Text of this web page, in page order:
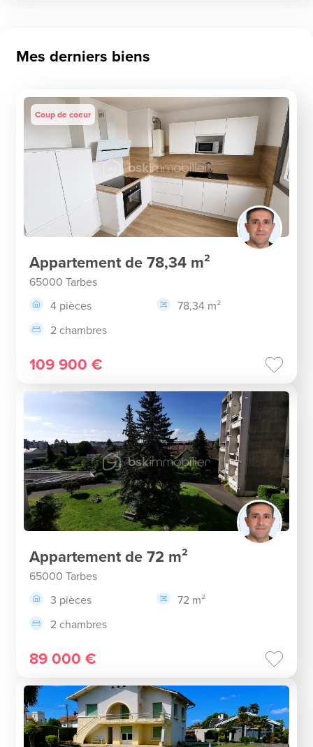
Mes derniers biens
Coup de coeur
Appartement de 78,34 m²
65000 Tarbes
4 pièces
78,34 m²
2 chambres
109 900 €
Appartement de 72 m²
65000 Tarbes
3 pièces
72 m²
2 chambres
89 000 €